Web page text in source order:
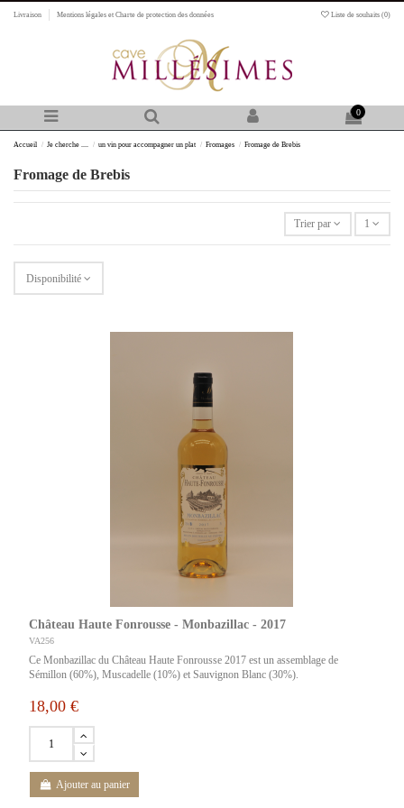
Livraison Mentions légales et Charte de protection des données Liste de souhaits (0)
0
Accueil Je cherche .... un vin pour accompagner un plat Fromages Fromage de Brebis
Fromage de Brebis
Trier par 1
Disponibilité
Château Haute Fonrousse - Monbazillac - 2017
VA256
Ce Monbazillac du Château Haute Fonrousse 2017 est un assemblage de
Sémillon (60%), Muscadelle (10%) et Sauvignon Blanc (30%).
18,00 €
Ajouter au panier